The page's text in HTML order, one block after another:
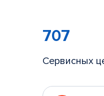
707
Сервисных